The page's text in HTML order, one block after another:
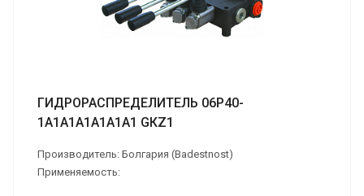
ГИДРОРАСПРЕДЕЛИТЕЛЬ 06Р40-
1А1А1А1А1А1А1 GКZ1
Производитель: Болгария (Badestnost)
Применяемость: